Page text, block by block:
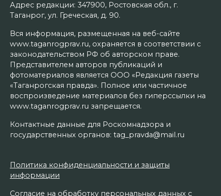
Адрес редакции: 347900, Ростовская обл., г.
Таганрог, ул. Греческая, д. 90.
Вся информация, размещенная на веб-сайте
www.taganrogprav.ru, охраняется в соответствии с
законодательством РФ об авторском праве.
Представителем авторов публикаций и
фотоматериалов является ООО «Редакция газеты
«Таганрогская правда». Полное или частичное
воспроизведение материалов без гиперссылки на
www.taganrogprav.ru запрещается.
Контактные данные для Роскомнадзора и
государственных органов: tag_pravda@mail.ru
Политика конфиденциальности и защиты
информации
Согласие на обработку персональных данных с